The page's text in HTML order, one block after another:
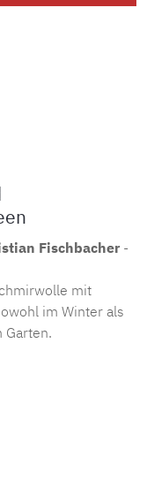
Fischbacher -
mit
im Winter als
Garten.